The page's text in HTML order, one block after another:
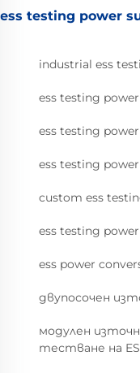
ess testing power
industrial ess
ess testing
ess testing
ess testing
custom ess
ess testing
ess power
двупосочен
модулен
тестване на